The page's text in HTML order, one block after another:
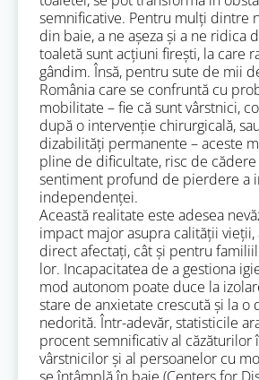
semnificative. Pentru mulți dintre
din baie, a ne așeza și a ne ridica
toaletă sunt acțiuni firești, la care
gândim. Însă, pentru sute de mii
România care se confruntă cu
mobilitate – fie că sunt vârstnici,
după o intervenție chirurgicală,
dizabilități permanente – aceste
pline de dificultate, risc de
sentiment profund de pierdere a
independenței.
Această realitate este adesea
impact major asupra calității
direct afectați, cât și pentru
lor. Incapacitatea de a gestiona
mod autonom poate duce la
stare de anxietate crescută și la o
nedorită. Într-adevăr, statisticile
procent semnificativ al căzăturilor
vârstnicilor și al persoanelor cu